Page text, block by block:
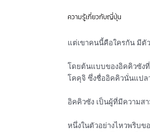
ความรู้เกี่ยวกับญี่ปุ่น
แต่เขาคนนี้คือใครกัน มีตั
โดยต้นแบบของอิคคิวซังที่
โคคุจิ ซึ่งชื่ออิคคิวนั่นแปล
อิคคิวซัง เป็นผู้ที่มีความส
หนึ่งในตัวอย่างไหวพริบข